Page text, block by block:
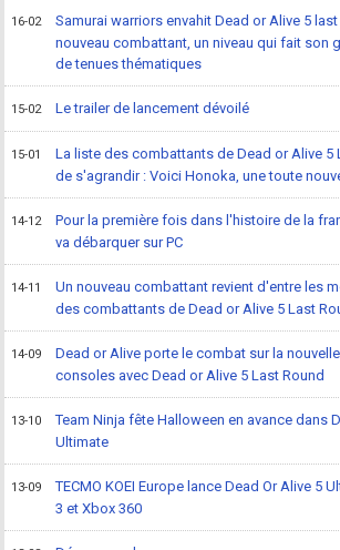
16-02
Samurai warriors envahit Dead or Alive 5
nouveau combattant, un niveau qui fait son
de tenues thématiques
15-02 Le trailer de lancement dévoilé
15-01
La liste des combattants de Dead or Alive 5
de s'agrandir : Voici Honoka, une toute
14-12
Pour la première fois dans l'histoire de la
va débarquer sur PC
14-11
Un nouveau combattant revient d'entre les
des combattants de Dead or Alive 5 Last
14-09
Dead or Alive porte le combat sur la
consoles avec Dead or Alive 5 Last Round
13-10
Team Ninja fête Halloween en avance dans
Ultimate
13-09
TECMO KOEI Europe lance Dead Or Alive 5
3 et Xbox 360